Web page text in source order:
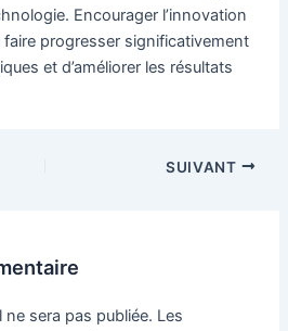
Encourager l’innovation
progresser significativement
et d’améliorer les résultats
SUIVANT
sera pas publiée. Les